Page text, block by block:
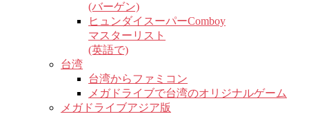
(バーゲン)
ヒュンダイスーパーComboy
マスターリスト
(英語で)
台湾
台湾からファミコン
メガドライブで台湾のオリジナルゲーム
メガドライブアジア版